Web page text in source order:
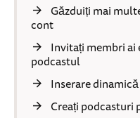
Găzduiți mai
cont
Invitați membri ai
podcastul
Inserare
Creați podcasturi